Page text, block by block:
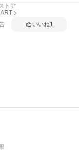
トア
いいね1